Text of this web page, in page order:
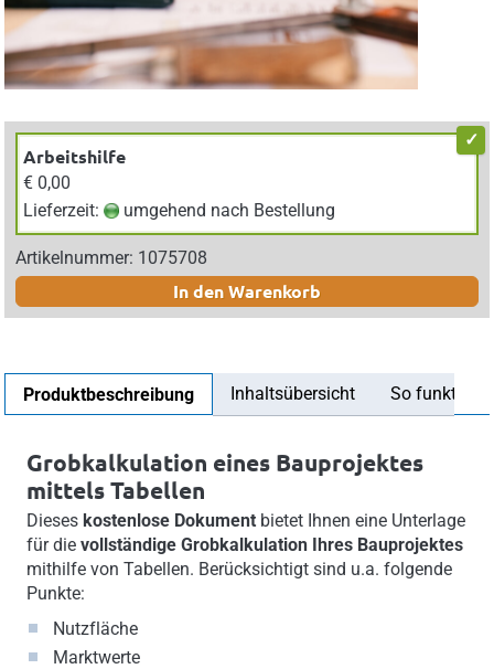
Arbeitshilfe
€ 0,00
Lieferzeit:
umgehend nach Bestellung
Artikelnummer: 1075708
In den Warenkorb
Produktbeschreibung Inhaltsübersicht So
Grobkalkulation eines Bauprojektes
mittels Tabellen
Dieses kostenlose Dokumentbietet Ihnen eine Unterlage
für die vollständige Grobkalkulation Ihres Bauprojektes
mithilfe von Tabellen. Berücksichtigt sind u.a. folgende
Punkte:
Nutzfläche
Marktwerte